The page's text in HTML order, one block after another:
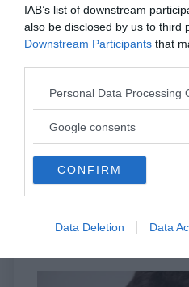
IAB’s list of downstream
also be disclosed by us to third
Downstream Participants that
Please note that this website/
not limited to your visit or
use your data for below
consent section.
Personal Data Processing
Google consents
CONFIRM
Data Deletion Data
I nostri
Psicologia della